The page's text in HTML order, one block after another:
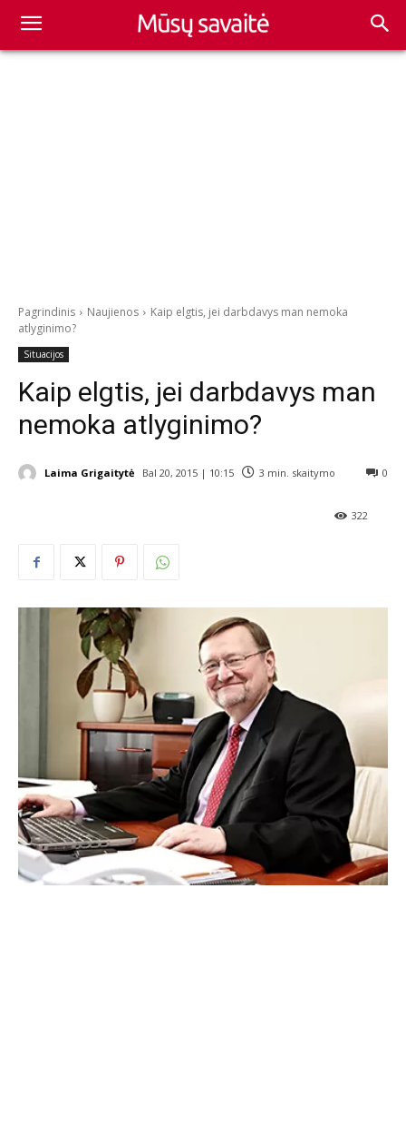
Pagrindinis Naujienos
Kaip elgtis, jei darbdavys man nemoka
atlyginimo?
Situacijos
Kaip elgtis, jei darbdavys man
nemoka atlyginimo?
Laima Grigaitytė Bal 20, 2015 | 10:15 3 min. skaitymo 0
322